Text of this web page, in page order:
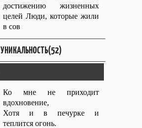
достижению жизненных
целей Люди, которые жили
в сов
УНИКАЛЬНОСТЬ(52)
Ко мне не приходит
вдохновение,
Хотя и в печурке и
теплится огонь.